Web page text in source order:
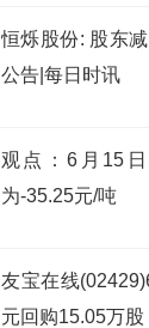
恒烁股份: 股东
公告|每日时讯
观点：6月15
为-35.25元/吨
友宝在线
元回购15.05万股